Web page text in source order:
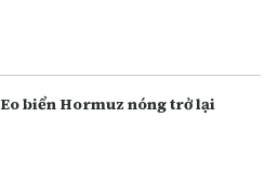
Eo biển Hormuz nóng trở lại